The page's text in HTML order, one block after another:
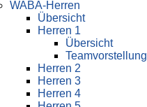
WABA-Herren
Übersicht
Herren 1
Übersicht
Teamvorstellung
Herren 2
Herren 3
Herren 4